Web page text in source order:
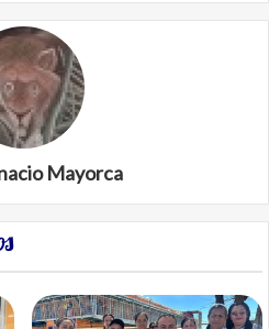
Mayorca